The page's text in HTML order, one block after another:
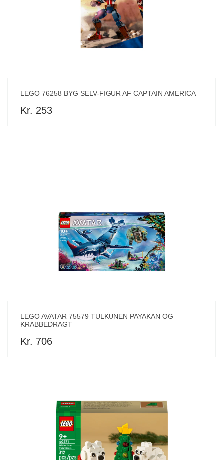
LEGO 76258 BYG SELV-FIGUR AF CAPTAIN AMERICA
Kr. 253
LEGO AVATAR 75579 TULKUNEN PAYAKAN OG
KRABBEDRAGT
Kr. 706